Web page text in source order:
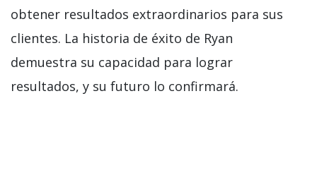
obtener resultados extraordinarios para sus
clientes. La historia de éxito de Ryan
demuestra su capacidad para lograr
resultados, y su futuro lo confirmará.